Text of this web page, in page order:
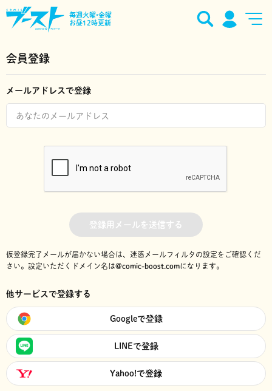
毎週火曜•金曜
お昼12時更新
会員登録
メールアドレスで登録
登録用メールを送信する
仮登録完了メールが届かない場合は、迷惑メールフィルタの設定をご確認くだ
さい。 設定いただくドメイン名は@comic-boost.comになります。
他サービスで登録する
Googleで登録
LINEで登録
Yahoo!で登録